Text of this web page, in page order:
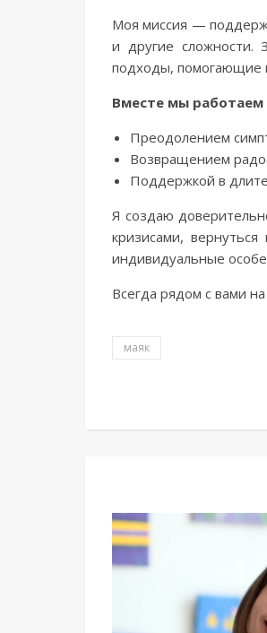
Моя миссия —
и другие сложности.
подходы, помогающие
Вместе мы работаем
Преодолением
Возвращением
Поддержкой в
Я создаю
кризисами,
индивидуальные
Всегда рядом с вами
маяк